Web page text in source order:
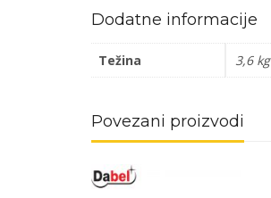
Dodatne informacije
Težina 3,6 kg
Povezani proizvodi